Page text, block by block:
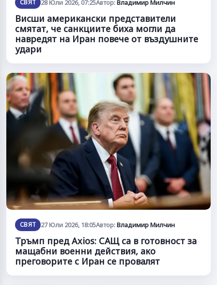
СВЯТ 28 Юли 2026, 07:25Автор:Владимир Милчин
Висши американски представители
смятат, че санкциите биха могли да
навредят на Иран повече от въздушните
удари
СВЯТ 27 Юли 2026, 18:05Автор:Владимир Милчин
Тръмп пред Axios: САЩ са в готовност за
мащабни военни действия, ако
преговорите с Иран се провалят